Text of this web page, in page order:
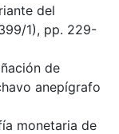
del
1), pp. 229-
de
anepígrafo
monetaria de